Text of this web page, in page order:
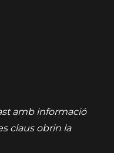
amb informació
claus obrin la